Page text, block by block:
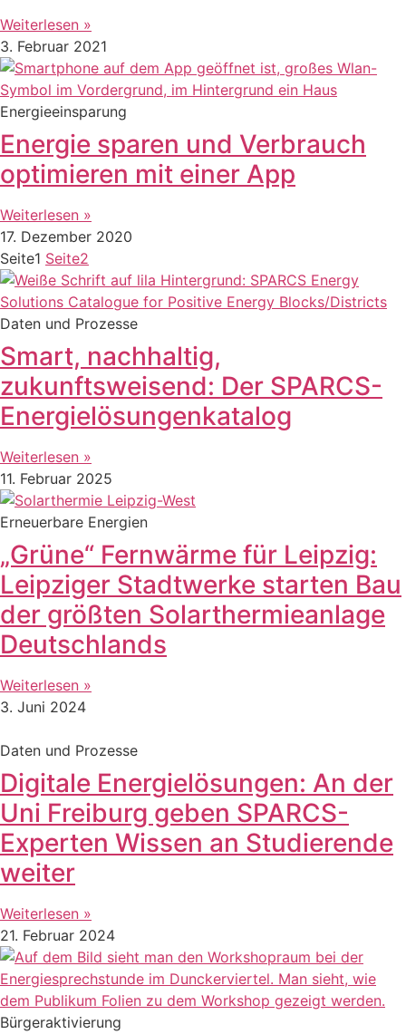
Weiterlesen »
3. Februar 2021
Energieeinsparung
Energie sparen und Verbrauch
optimieren mit einer App
Weiterlesen »
17. Dezember 2020
Seite1 Seite2
Daten und Prozesse
Smart, nachhaltig,
zukunftsweisend: Der SPARCS-
Energielösungenkatalog
Weiterlesen »
11. Februar 2025
Erneuerbare Energien
„Grüne“ Fernwärme für Leipzig:
Leipziger Stadtwerke starten Bau
der größten Solarthermieanlage
Deutschlands
Weiterlesen »
3. Juni 2024
Daten und Prozesse
Digitale Energielösungen: An der
Uni Freiburg geben SPARCS-
Experten Wissen an Studierende
weiter
Weiterlesen »
21. Februar 2024
Bürgeraktivierung